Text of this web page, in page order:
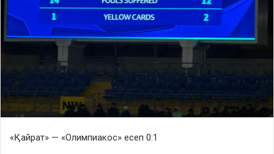
«Қайрат» — «Олимпиакос» есеп 0:1